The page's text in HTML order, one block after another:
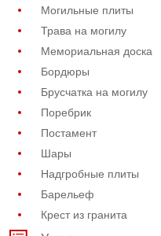
Могильные плиты
Трава на могилу
Мемориальная доска
Бордюры
Брусчатка на могилу
Поребрик
Постамент
Шары
Надгробные плиты
Барельеф
Крест из гранита